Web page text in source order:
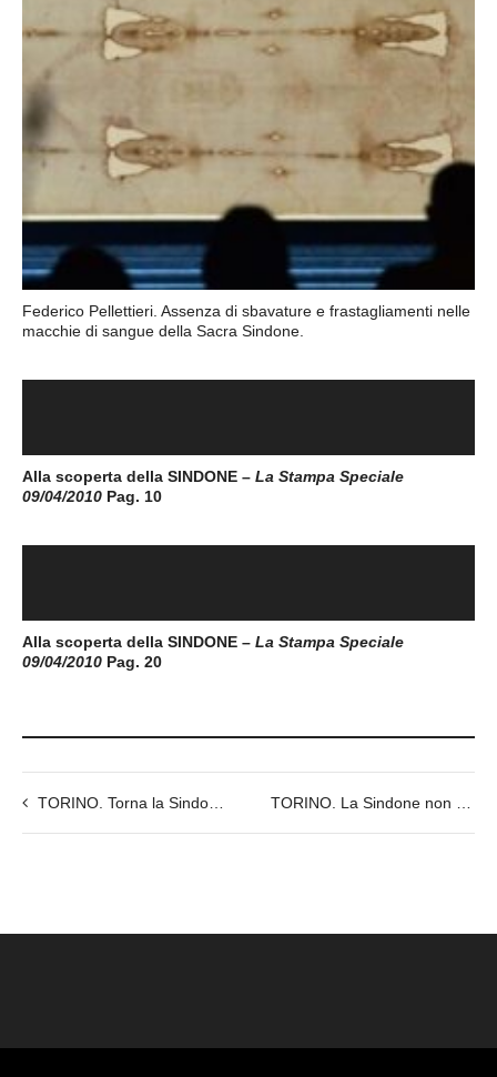
Federico Pellettieri. Assenza di sbavature e frastagliamenti nelle
macchie di sangue della Sacra Sindone.
Alla scoperta della SINDONE – La Stampa Speciale
09/04/2010 Pag. 10
Alla scoperta della SINDONE – La Stampa Speciale
09/04/2010 Pag. 20
TORINO. Torna la Sindone: Ostensione straordinaria nel 2020 per il raduno di Taizé.